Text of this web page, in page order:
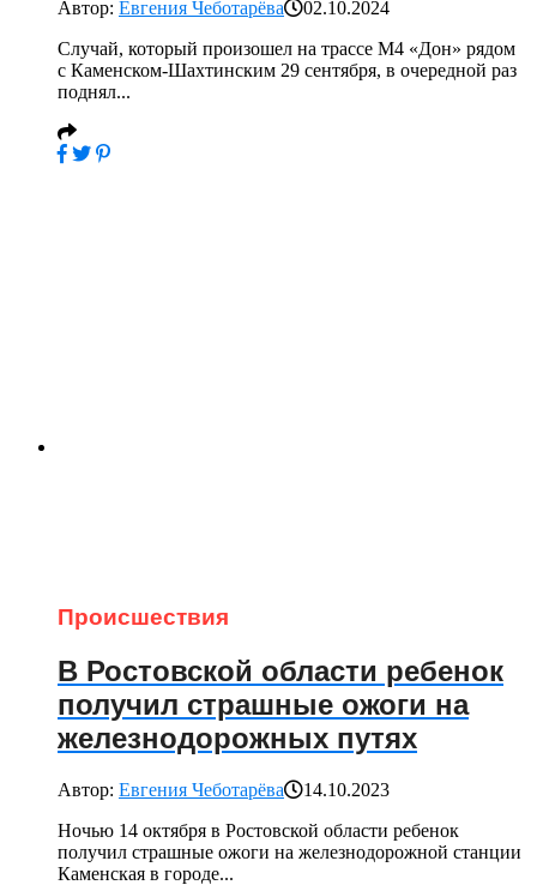
Автор: Евгения Чеботарёва
02.10.2024
Случай, который произошел на трассе М4 «Дон» рядом
с Каменском-Шахтинским 29 сентября, в очередной раз
поднял...
Происшествия
В Ростовской области ребенок
получил страшные ожоги на
железнодорожных путях
Автор: Евгения Чеботарёва
14.10.2023
Ночью 14 октября в Ростовской области ребенок
получил страшные ожоги на железнодорожной станции
Каменская в городе...